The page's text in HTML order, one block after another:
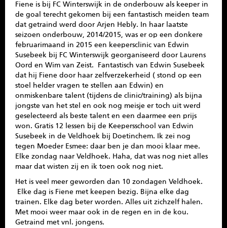
Fiene is bij FC Winterswijk in de onderbouw als keeper in
de goal terecht gekomen bij een fantastisch meiden team
dat getraind werd door Arjen Hebly. In haar laatste
seizoen onderbouw, 2014/2015, was er op een donkere
februarimaand in 2015 een keepersclinic van Edwin
Susebeek bij FC Winterswijk georganiseerd door Laurens
Oord en Wim van Zeist. Fantastisch van Edwin Susebeek
dat hij Fiene door haar zelfverzekerheid ( stond op een
stoel helder vragen te stellen aan Edwin) en
onmiskenbare talent (tijdens de clinic/training) als bijna
jongste van het stel en ook nog meisje er toch uit werd
geselecteerd als beste talent en een daarmee een prijs
won. Gratis 12 lessen bij de Keepersschool van Edwin
Susebeek in de Veldhoek bij Doetinchem. Ik zei nog
tegen Moeder Esmee: daar ben je dan mooi klaar mee.
Elke zondag naar Veldhoek. Haha, dat was nog niet alles
maar dat wisten zij en ik toen ook nog niet.
Het is veel meer geworden dan 10 zondagen Veldhoek.
Elke dag is Fiene met keepen bezig. Bijna elke dag
trainen. Elke dag beter worden. Alles uit zichzelf halen.
Met mooi weer maar ook in de regen en in de kou.
Getraind met vnl. jongens.